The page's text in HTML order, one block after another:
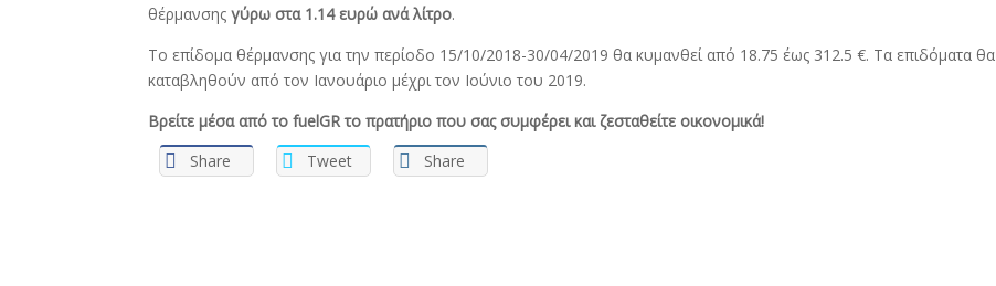
θέρμανσηςγύρω στα 1.14 ευρώ ανά λίτρο.
Το επίδομα θέρμανσης για την περίοδο 15/10/2018-30/04/2019 θα κυμανθεί από 18.75 έως 312.5 €. Τα επιδόματα θα
καταβληθούν από τον Ιανουάριο μέχρι τον Ιούνιο του 2019.
Βρείτε μέσα από το fuelGR το πρατήριο που σας συμφέρει και ζεσταθείτε οικονομικά!
Share
Tweet Share